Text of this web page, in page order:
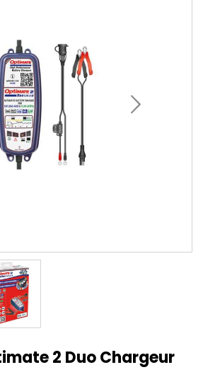
2 Duo Chargeur